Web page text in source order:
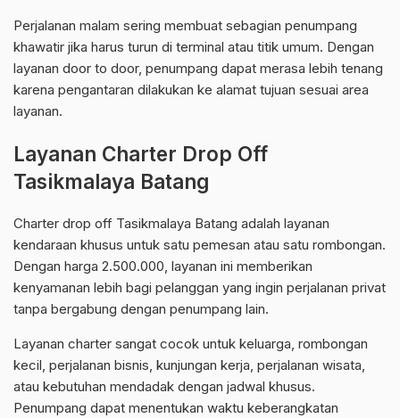
Perjalanan malam sering membuat sebagian penumpang
khawatir jika harus turun di terminal atau titik umum. Dengan
layanan door to door, penumpang dapat merasa lebih tenang
karena pengantaran dilakukan ke alamat tujuan sesuai area
layanan.
Layanan Charter Drop Off
Tasikmalaya Batang
Charter drop off Tasikmalaya Batang adalah layanan
kendaraan khusus untuk satu pemesan atau satu rombongan.
Dengan harga 2.500.000, layanan ini memberikan
kenyamanan lebih bagi pelanggan yang ingin perjalanan privat
tanpa bergabung dengan penumpang lain.
Layanan charter sangat cocok untuk keluarga, rombongan
kecil, perjalanan bisnis, kunjungan kerja, perjalanan wisata,
atau kebutuhan mendadak dengan jadwal khusus.
Penumpang dapat menentukan waktu keberangkatan